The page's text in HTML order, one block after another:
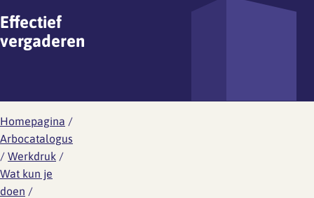
Effectief
vergaderen
Homepagina /
Arbocatalogus
/ Werkdruk /
Wat kun je
doen /